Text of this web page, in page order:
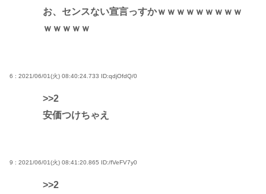
お、センスない宣言っすかｗｗｗｗｗｗｗｗｗ
ｗｗｗｗｗ
6 : 2021/06/01(火) 08:40:24.733 ID:qdjOfdQ/0
>>2
安価つけちゃえ
9 : 2021/06/01(火) 08:41:20.865 ID:/fVeFV7y0
>>2